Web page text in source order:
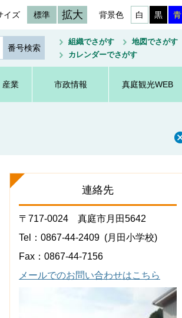
イズ 標準 拡大 背景色 白 黒 青
組織でさがす
地図でさがす
カレンダーでさがす
産業 市政情報 真庭観光WEB
連絡先
〒717-0024 真庭市月田5642
Tel：0867-44-2409
月田小学校
Fax：0867-44-7156
メールでのお問い合わせはこちら